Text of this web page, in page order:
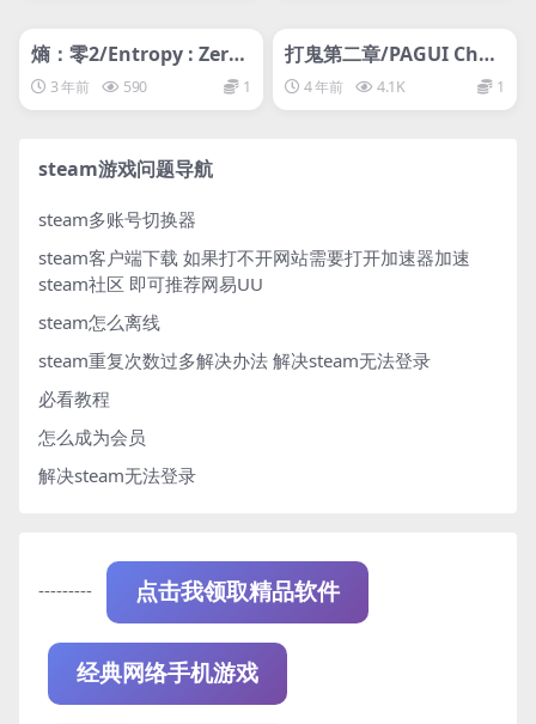
网盘下载游戏
熵：零2/Entropy : Zero
2 3 年前 590 1
网盘下载游戏
打鬼第二章/PAGUI Chap
ter 2
4 年前 4.1K 1
steam游戏问题导航
steam多账号切换器
steam客户端下载 如果打不开网站需要打开加速器加速
steam社区 即可推荐网易UU
steam怎么离线
steam重复次数过多解决办法 解决steam无法登录
必看教程
怎么成为会员
解决steam无法登录
--------- 点击我领取精品软件
经典网络手机游戏